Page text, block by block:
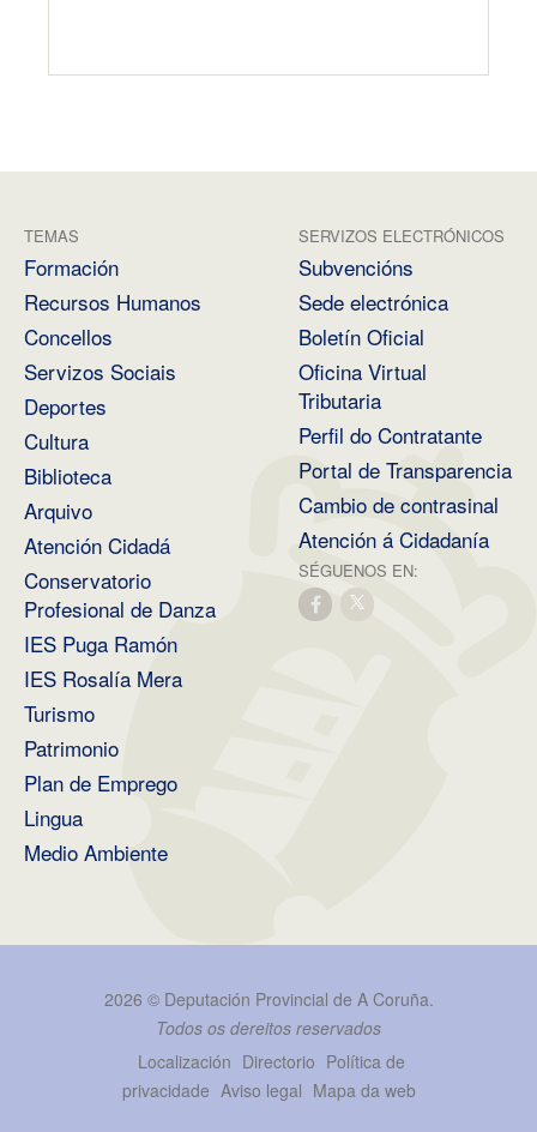
TEMAS
Formación
Recursos Humanos
Concellos
Servizos Sociais
Deportes
Cultura
Biblioteca
Arquivo
Atención Cidadá
Conservatorio
Profesional de Danza
IES Puga Ramón
IES Rosalía Mera
Turismo
Patrimonio
Plan de Emprego
Lingua
Medio Ambiente
SERVIZOS ELECTRÓNICOS
Subvencións
Sede electrónica
Boletín Oficial
Oficina Virtual
Tributaria
Perfil do Contratante
Portal de Transparencia
Cambio de contrasinal
Atención á Cidadanía
SÉGUENOS EN:
2026 © Deputación Provincial de A Coruña.
Todos os dereitos reservados
Localización Directorio Política de
privacidade Aviso legal Mapa da web